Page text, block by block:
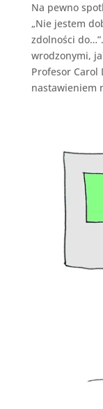
Na pewno
„Nie jestem
zdolności
wrodzonymi,
Profesor
nastawieniem